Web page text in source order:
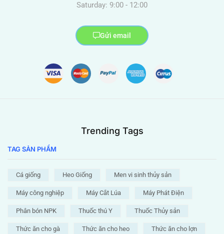
Saturday: 9:00 - 12:00
Gửi email
Trending Tags
TAG SẢN PHẨM
Cá giống Heo Giống Men vi sinh thủy sản
Máy công nghiệp Máy Cắt Lúa Máy Phát Điện
Phân bón NPK Thuốc thú Y Thuốc Thủy sản
Thức ăn cho gà Thức ăn cho heo Thức ăn cho lợn